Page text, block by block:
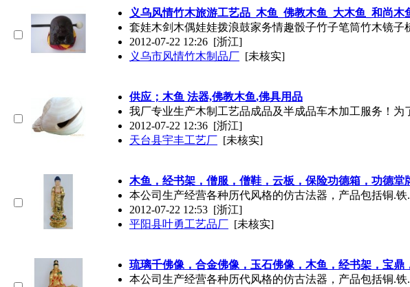
义乌风情竹木旅游工艺品_ 木鱼 _佛教木鱼 _大木鱼 _和尚木
套娃木剑木偶娃娃拨浪鼓家务情趣骰子竹子笔筒竹木镜
2012-07-22 12:26 [浙江]
义乌市风情竹木制品厂 [未核实]
供应； 木鱼 法器,佛教木鱼,佛具用品
我厂专业生产木制工艺品成品及半成品车木加工服务！
2012-07-22 12:36 [浙江]
天台县宇丰工艺厂 [未核实]
木鱼 ，经书架，僧服，僧鞋，云板，保险功德箱，功德堂
本公司生产经营各种历代风格的仿古法器，产品包括铜.
2012-07-22 12:53 [浙江]
平阳县叶勇工艺品厂 [未核实]
琉璃千佛像，合金佛像，玉石佛像， 木鱼 ，经书架，宝鼎
本公司生产经营各种历代风格的仿古法器，产品包括铜.